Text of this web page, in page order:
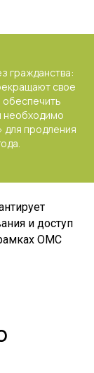
гражданства:
свое
обеспечить
необходимо
продления
и доступ
ОМС